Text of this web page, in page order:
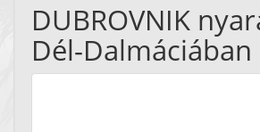
DUBROVNIK
Dél-Dalmáciában